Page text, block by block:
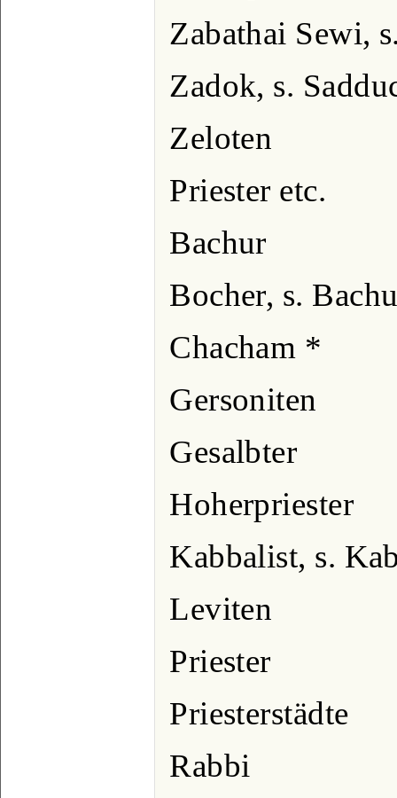
Zabathai Sewi,
Zadok, s.
Zeloten
Priester etc.
Bachur
Bocher, s.
Chacham *
Gersoniten
Gesalbter
Hoherpriester
Kabbalist, s.
Leviten
Priester
Priesterstädte
Rabbi